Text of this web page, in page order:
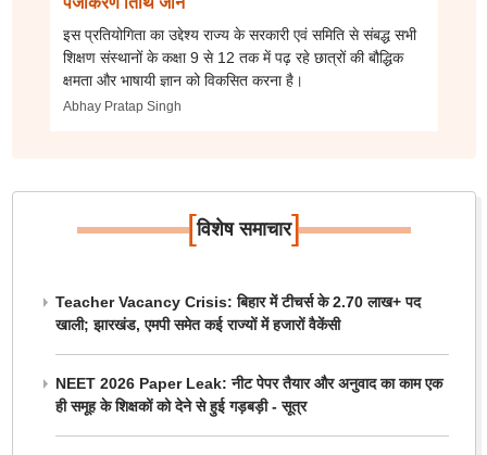
इस प्रतियोगिता का उद्देश्य राज्य के सरकारी एवं समिति से संबद्ध सभी
शिक्षण संस्थानों के कक्षा 9 से 12 तक में पढ़ रहे छात्रों की बौद्धिक
क्षमता और भाषायी ज्ञान को विकसित करना है।
Abhay Pratap Singh
[विशेष समाचार]
Teacher Vacancy Crisis: बिहार में टीचर्स के 2.70 लाख+ पद
खाली; झारखंड, एमपी समेत कई राज्यों में हजारों वैकेंसी
NEET 2026 Paper Leak: नीट पेपर तैयार और अनुवाद का काम एक
ही समूह के शिक्षकों को देने से हुई गड़बड़ी - सूत्र